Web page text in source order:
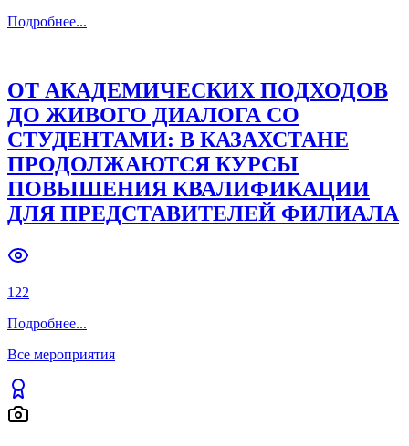
Подробнее...
ОТ АКАДЕМИЧЕСКИХ ПОДХОДОВ
ДО ЖИВОГО ДИАЛОГА СО
СТУДЕНТАМИ: В КАЗАХСТАНЕ
ПРОДОЛЖАЮТСЯ КУРСЫ
ПОВЫШЕНИЯ КВАЛИФИКАЦИИ
ДЛЯ ПРЕДСТАВИТЕЛЕЙ ФИЛИАЛА
122
Подробнее...
Все мероприятия